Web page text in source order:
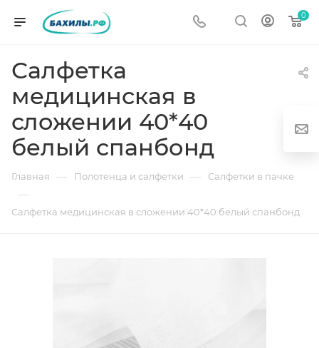
0
Салфетка
медицинская в
сложении 40*40
белый спанбонд
Главная — Полотенца и салфетки — Салфетки в пачке
—
Салфетка медицинская в сложении 40*40 белый спанбонд